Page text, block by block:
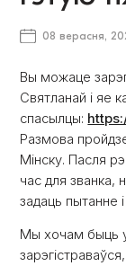
08 верасня,
Вы можаце
Святланай і яе
спасылцы:
Размова
Мінску. Пасля
час для званка,
задаць пытанне
Мы хочам быць